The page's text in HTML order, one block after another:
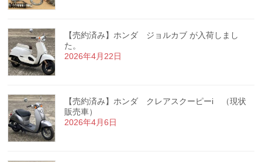
【売約済み】ホンダ ジョルカブ が入荷しまし
た。
2026年4月22日
【売約済み】ホンダ クレアスクーピーi （現状
販売車）
2026年4月6日